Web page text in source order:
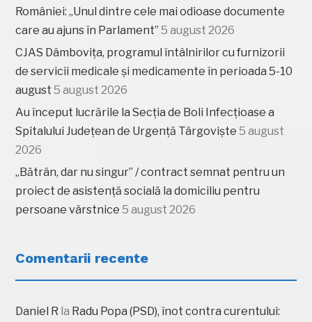
României: „Unul dintre cele mai odioase documente
care au ajuns în Parlament” 5 august 2026
CJAS Dâmbovița, programul întâlnirilor cu furnizorii
de servicii medicale și medicamente în perioada 5-10
august 5 august 2026
Au început lucrările la Secția de Boli Infecțioase a
Spitalului Județean de Urgență Târgoviște 5 august
2026
„Bătrân, dar nu singur” / contract semnat pentru un
proiect de asistență socială la domiciliu pentru
persoane vârstnice 5 august 2026
Comentarii recente
Daniel R la Radu Popa (PSD), înot contra curentului: